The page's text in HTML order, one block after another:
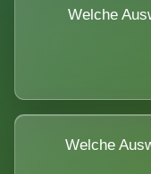
Welche
Welche